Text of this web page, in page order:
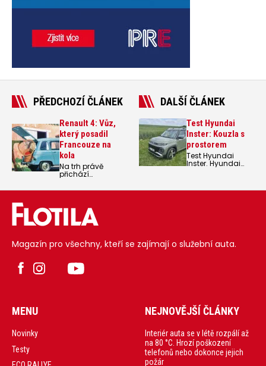
PŘEDCHOZÍ ČLÁNEK
Renault 4: Vůz,
který posadil
Francouze na
kola
Na trh právě
přichází
4, který je
nostalgie, ale v
moderním pojetí,
s elektromotorem
na co navazovat,
historie modelu
dlouhá a zejména
pro francouzské
DALŠÍ ČLÁNEK
Test Hyundai
Inster: Kouzla s
prostorem
Test Hyundai
Inster. Hyundai
Magazín pro všechny, kteří se zajímají o služební auta.
MENU
Novinky
Testy
NEJNOVĚJŠÍ ČLÁNKY
Interiér auta se v létě rozpálí až
na 80 °C. Hrozí poškození
telefonů nebo dokonce jejich
požár